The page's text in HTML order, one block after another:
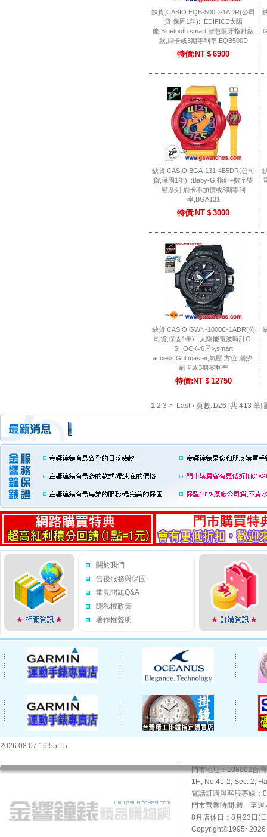
缺貨,CASIO EQB-500D-1ADR(公司
貨,保固1年):::EDIFICE太陽
能,Bluetooth smart,智慧藍牙指針錶
款,刷卡或3期零利率,EQB500D
特價:NT＄6900
缺貨,CASIO BGA-131-4B5DR(公司
貨,保固1年):::Baby-G,指針+數字雙
顯系列,刷卡不加價或3期零利
率,BGA131
特價:NT＄3000
缺貨,CASIO GWN-1000C-1ADR(公
司貨,保固1年):::太陽能電波時計G-
SHOCK<6局>,smart
access,Gulfmaster,氣壓,方位,潮汐,
刷卡或3期零利率
特價:NT＄12750
1 2 3 > Last › 頁數:1/26 [共:413 筆]
關於我們
售後服務與保固
常見問題Q&A
隱私權政策
著作權聲明
2026.08.07 16:55:15
門市地址：108002台
1F., No.41-2, Sec. 2,
電話訂購與客服專線
門市營業時間:週一至
8月店休日：8月23日(
Copyright©1995~2026